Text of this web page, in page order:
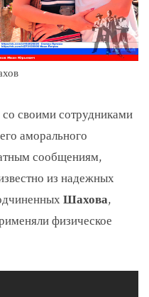
со своими сотрудниками
аморального
сообщениям,
из надежных
Шахова,
физическое